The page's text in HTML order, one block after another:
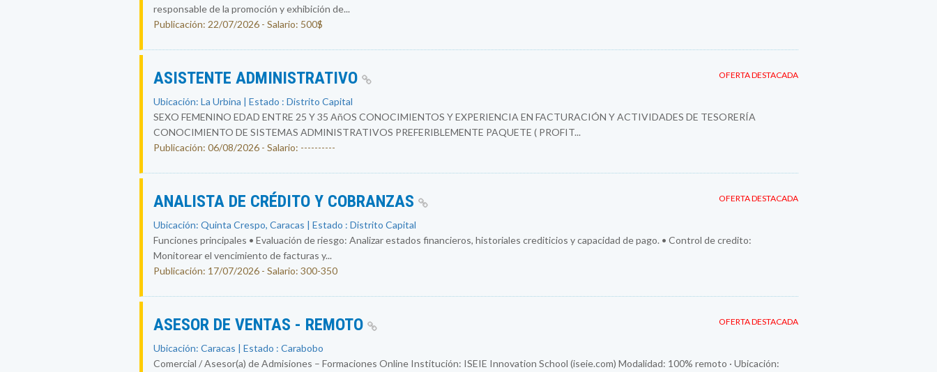
responsable de la promoción y exhibición de...
Publicación: 22/07/2026 - Salario: 500$
OFERTA DESTACADA
ASISTENTE ADMINISTRATIVO
Ubicación: La Urbina | Estado : Distrito Capital
SEXO FEMENINO EDAD ENTRE 25 Y 35 AñOS CONOCIMIENTOS Y EXPERIENCIA EN FACTURACIÓN Y ACTIVIDADES DE TESORERÍA
CONOCIMIENTO DE SISTEMAS ADMINISTRATIVOS PREFERIBLEMENTE PAQUETE ( PROFIT...
Publicación: 06/08/2026 - Salario: ----------
OFERTA DESTACADA
ANALISTA DE CRÉDITO Y COBRANZAS
Ubicación: Quinta Crespo, Caracas | Estado : Distrito Capital
Funciones principales • Evaluación de riesgo: Analizar estados financieros, historiales crediticios y capacidad de pago. • Control de credito:
Monitorear el vencimiento de facturas y...
Publicación: 17/07/2026 - Salario: 300-350
OFERTA DESTACADA
ASESOR DE VENTAS - REMOTO
Ubicación: Caracas | Estado : Carabobo
Comercial / Asesor(a) de Admisiones – Formaciones Online Institución: ISEIE Innovation School (iseie.com) Modalidad: 100% remoto · Ubicación: